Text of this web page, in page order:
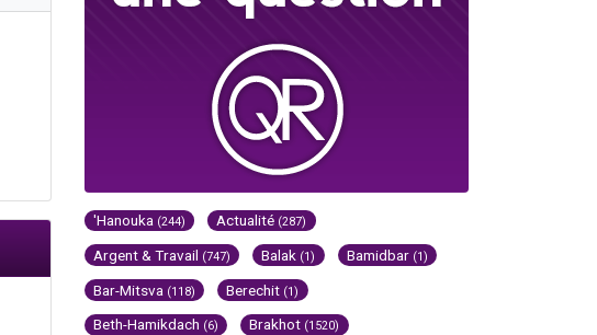
'Hanouka (244) Actualité (287)
Argent & Travail (747) Balak (1) Bamidbar (1)
Bar-Mitsva (118) Berechit (1)
Beth-Hamikdach (6) Brakhot (1520)